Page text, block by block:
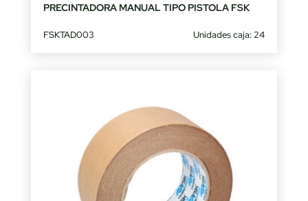
PRECINTADORA MANUAL TIPO PISTOLA FSK
FSKTAD003 Unidades caja: 24